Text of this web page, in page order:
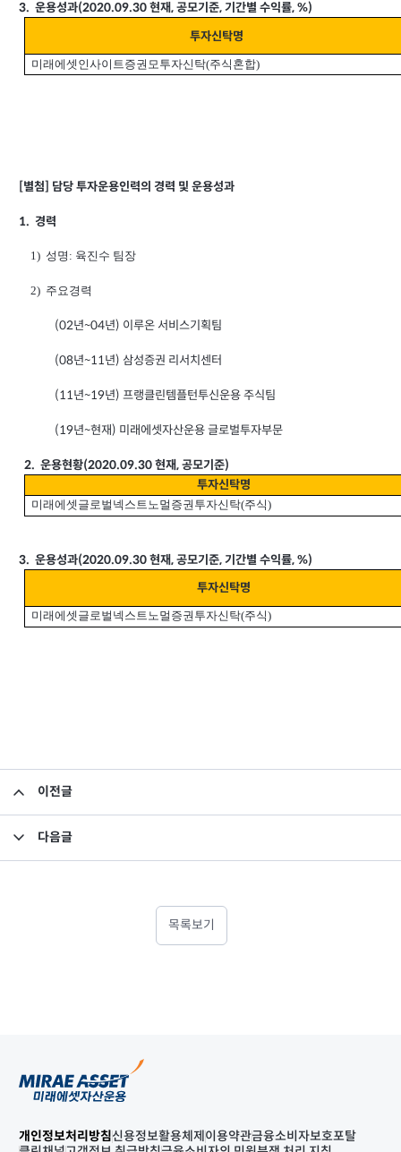
3. 운용성과(2020.09.30 현재, 공모기준, 기간별 수익률, %)
투자신탁명
미래에셋인사이트증권모투자신탁(주식혼합)
별첨] 담당 투자운용인력의 경력 및 운용성과
1. 경력
1) 성명: 육진수 팀장
2) 주요경력
(02년~04년) 이루온 서비스기획팀
(08년~11년) 삼성증권 리서치센터
(11년~19년) 프랭클린템플턴투신운용 주식팀
(19년~현재) 미래에셋자산운용 글로벌투자부문
2. 운용현황(2020.09.30 현재, 공모기준)
투자신탁명
미래에셋글로벌넥스트노멀증권투자신탁(주식)
3. 운용성과(2020.09.30 현재, 공모기준, 기간별 수익률, %)
투자신탁명
미래에셋글로벌넥스트노멀증권투자신탁(주식)
이전글
다음글
목록보기
개인정보처리방침신용정보활용체제 이용약관금융소비자보호포탈